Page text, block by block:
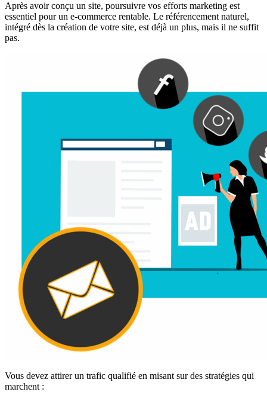
Après avoir conçu un site, poursuivre vos efforts marketing est
essentiel pour un e-commerce rentable. Le référencement naturel,
intégré dès la création de votre site, est déjà un plus, mais il ne suffit
pas.
Vous devez attirer un trafic qualifié en misant sur des stratégies qui
marchent :